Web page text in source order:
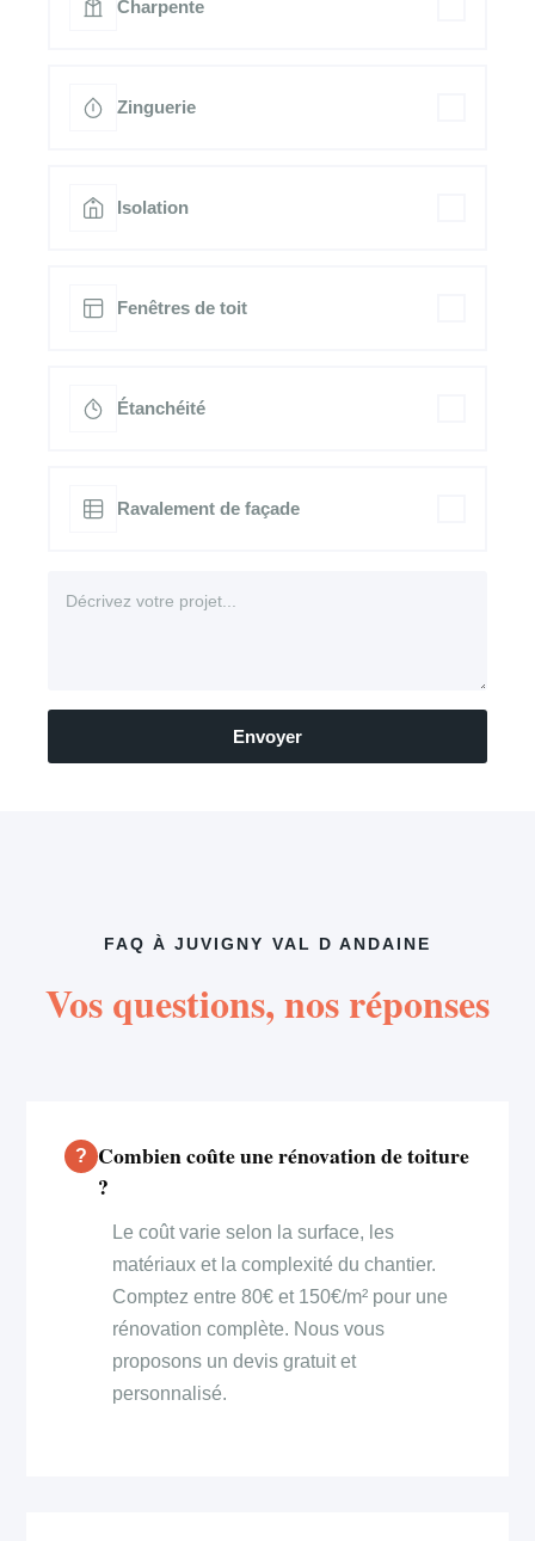
Charpente
Zinguerie
Isolation
Fenêtres de toit
Étanchéité
Ravalement de façade
Envoyer
FAQ À JUVIGNY VAL D ANDAINE
Vos questions, nos réponses
Combien coûte une rénovation de toiture
?
Le coût varie selon la surface, les
matériaux et la complexité du chantier.
Comptez entre 80€ et 150€/m² pour une
rénovation complète. Nous vous
proposons un devis gratuit et
personnalisé.